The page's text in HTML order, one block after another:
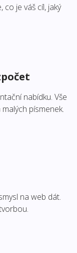
co je váš cíl, jaký
nabídku. Vše
písmenek.
na web dát.